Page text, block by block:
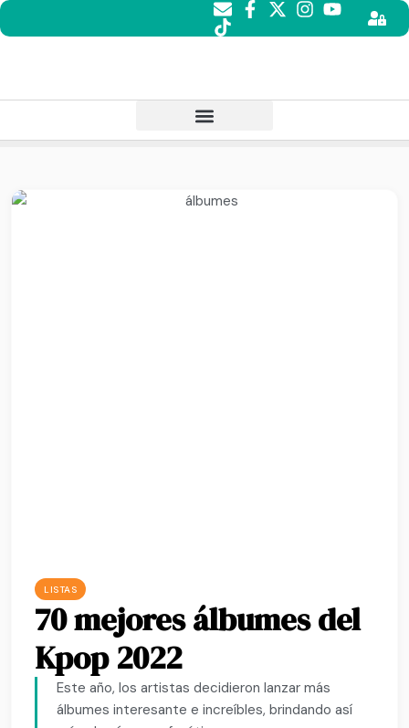
LISTAS
70 mejores álbumes del
Kpop 2022
Este año, los artistas decidieron lanzar más
álbumes interesante e increíbles, brindando así